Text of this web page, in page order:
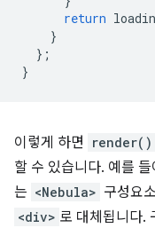
return
}
};
}
이렇게 하면 render()
할 수 있습니다. 예를
는 <Nebula> 구성요
<div> 로 대체됩니다.